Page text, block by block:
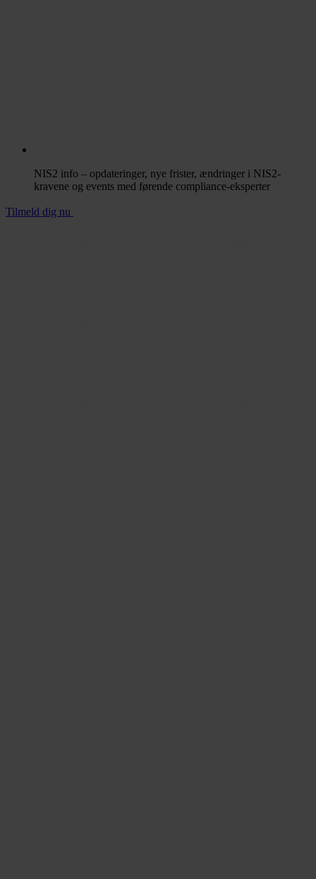
NIS2 info – opdateringer, nye frister, ændringer i NIS2-
kravene og events med førende compliance-eksperter
Tilmeld dig nu